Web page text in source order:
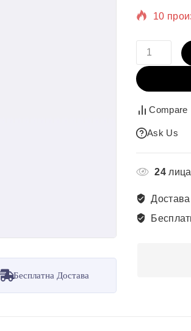
Бесплатна Достава
10
Се
Compare
Ask Us
24лица
Достава